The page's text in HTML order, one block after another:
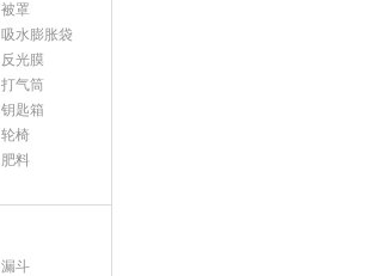
被罩
吸水膨胀袋
反光膜
打气筒
钥匙箱
轮椅
肥料
漏斗